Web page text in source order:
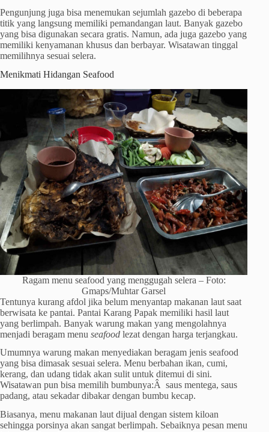
Pengunjung juga bisa menemukan sejumlah gazebo di beberapa
titik yang langsung memiliki pemandangan laut. Banyak gazebo
yang bisa digunakan secara gratis. Namun, ada juga gazebo yang
memiliki kenyamanan khusus dan berbayar. Wisatawan tinggal
memilihnya sesuai selera.
Menikmati Hidangan Seafood
Ragam menu seafood yang menggugah selera – Foto:
Gmaps/Muhtar Garsel
Tentunya kurang afdol jika belum menyantap makanan laut saat
berwisata ke pantai. Pantai Karang Papak memiliki hasil laut
yang berlimpah. Banyak warung makan yang mengolahnya
menjadi beragam menu seafood lezat dengan harga terjangkau.
Umumnya warung makan menyediakan beragam jenis seafood
yang bisa dimasak sesuai selera. Menu berbahan ikan, cumi,
kerang, dan udang tidak akan sulit untuk ditemui di sini.
Wisatawan pun bisa memilih bumbunya:Â saus mentega, saus
padang, atau sekadar dibakar dengan bumbu kecap.
Biasanya, menu makanan laut dijual dengan sistem kiloan
sehingga porsinya akan sangat berlimpah. Sebaiknya pesan menu